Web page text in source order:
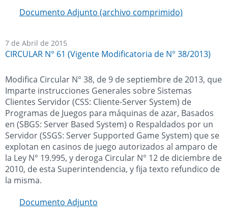
Documento Adjunto (archivo comprimido)
7 de Abril de 2015
CIRCULAR N° 61 (Vigente Modificatoria de N° 38/2013)
Modifica Circular N° 38, de 9 de septiembre de 2013, que
Imparte instrucciones Generales sobre Sistemas
Clientes Servidor (CSS: Cliente-Server System) de
Programas de Juegos para máquinas de azar, Basados
en (SBGS: Server Based System) o Respaldados por un
Servidor (SSGS: Server Supported Game System) que se
explotan en casinos de juego autorizados al amparo de
la Ley N° 19.995, y deroga Circular N° 12 de diciembre de
2010, de esta Superintendencia, y fija texto refundico de
la misma.
Documento Adjunto